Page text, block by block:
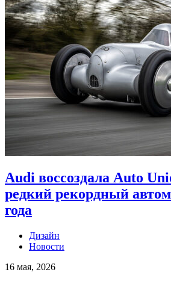
Audi воссоздала Auto
редкий рекордный
года
Дизайн
Новости
16 мая, 2026